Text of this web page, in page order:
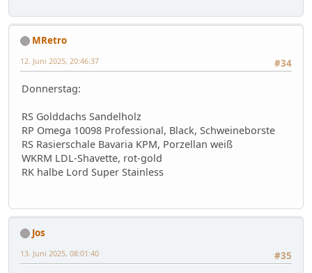
MRetro
#34
12. Juni 2025, 20:46:37
Donnerstag:
RS Golddachs Sandelholz
RP Omega 10098 Professional, Black, Schweineborste
RS Rasierschale Bavaria KPM, Porzellan weiß
WKRM LDL-Shavette, rot-gold
RK halbe Lord Super Stainless
Jos
#35
13. Juni 2025, 08:01:40